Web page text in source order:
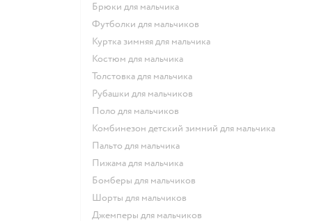
Брюки для мальчика
Футболки для мальчиков
Куртка зимняя для мальчика
Костюм для мальчика
Толстовка для мальчика
Рубашки для мальчиков
Поло для мальчиков
Комбинезон детский зимний для мальчика
Пальто для мальчика
Пижама для мальчика
Бомберы для мальчиков
Шорты для мальчиков
Джемперы для мальчиков